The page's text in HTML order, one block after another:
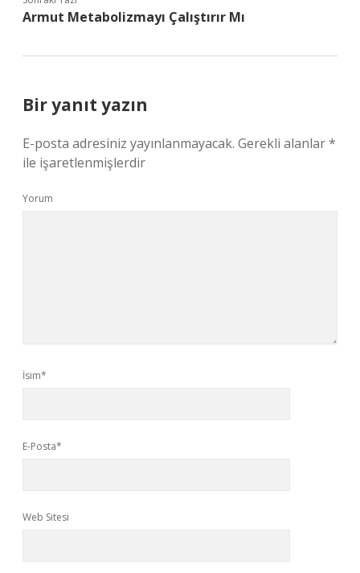
Armut Metabolizmayı Çalıştırır Mı
Bir yanıt yazın
E-posta adresiniz yayınlanmayacak. Gerekli alanlar*
ile işaretlenmişlerdir
Yorum
İsim*
E-Posta*
Web Sitesi